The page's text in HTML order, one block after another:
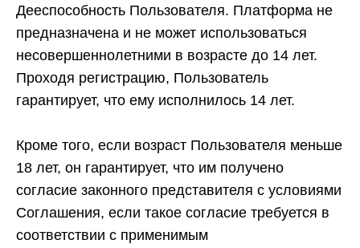
Дееспособность Пользователя. Платформа не
предназначена и не может использоваться
несовершеннолетними в возрасте до 14 лет.
Проходя регистрацию, Пользователь
гарантирует, что ему исполнилось 14 лет.
Кроме того, если возраст Пользователя меньше
18 лет, он гарантирует, что им получено
согласие законного представителя с условиями
Соглашения, если такое согласие требуется в
соответствии с применимым